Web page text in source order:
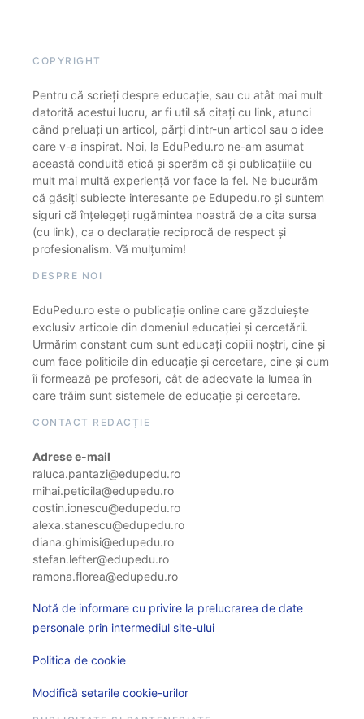
COPYRIGHT
Pentru că scrieți despre educație, sau cu atât mai mult
datorită acestui lucru, ar fi util să citați cu link, atunci
când preluați un articol, părți dintr-un articol sau o idee
care v-a inspirat. Noi, la EduPedu.ro ne-am asumat
această conduită etică și sperăm că și publicațiile cu
mult mai multă experiență vor face la fel. Ne bucurăm
că găsiți subiecte interesante pe Edupedu.ro și suntem
siguri că înțelegeți rugămintea noastră de a cita sursa
(cu link), ca o declarație reciprocă de respect și
profesionalism. Vă mulțumim!
DESPRE NOI
EduPedu.ro este o publicație online care găzduiește
exclusiv articole din domeniul educației și cercetării.
Urmărim constant cum sunt educați copiii noștri, cine și
cum face politicile din educație și cercetare, cine și cum
îi formează pe profesori, cât de adecvate la lumea în
care trăim sunt sistemele de educație și cercetare.
CONTACT REDACȚIE
Adrese e-mail
raluca.pantazi@edupedu.ro
mihai.peticila@edupedu.ro
costin.ionescu@edupedu.ro
alexa.stanescu@edupedu.ro
diana.ghimisi@edupedu.ro
stefan.lefter@edupedu.ro
ramona.florea@edupedu.ro
Notă de informare cu privire la prelucrarea de date
personale prin intermediul site-ului
Politica de cookie
Modifică setarile cookie-urilor